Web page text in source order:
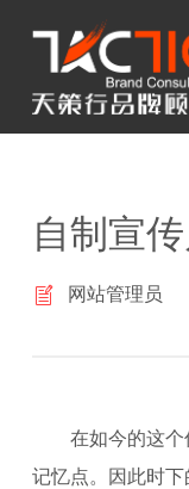
自制宣
网站管理员
在如今的这
记忆点。因此时